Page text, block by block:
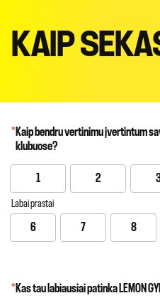
KAIP
*Kaip bendru vertinimu įvertintum
klubuose?
1 2
Labai prastai
6 7 8
*Kas tau labiausiai patinka LEMON